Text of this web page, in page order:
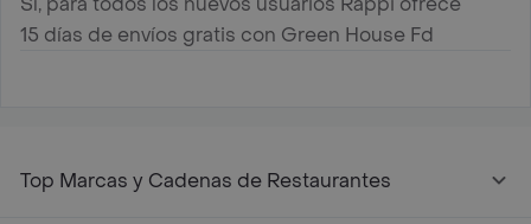
15 días de envíos gratis con Green House Fd
Top Marcas y Cadenas de Restaurantes